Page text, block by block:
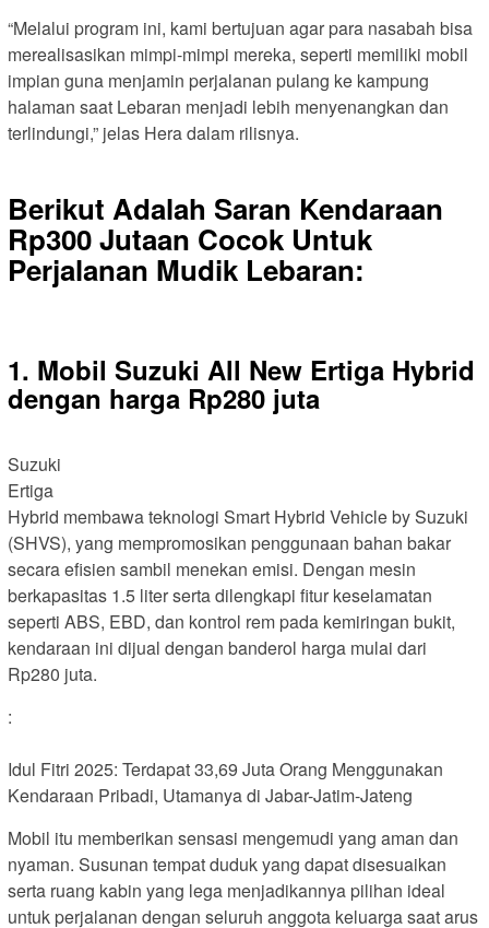
“Melalui program ini, kami bertujuan agar para nasabah bisa
merealisasikan mimpi-mimpi mereka, seperti memiliki mobil
impian guna menjamin perjalanan pulang ke kampung
halaman saat Lebaran menjadi lebih menyenangkan dan
terlindungi,” jelas Hera dalam rilisnya.
Berikut Adalah Saran Kendaraan
Rp300 Jutaan Cocok Untuk
Perjalanan Mudik Lebaran:
1. Mobil Suzuki All New Ertiga Hybrid
dengan harga Rp280 juta
Suzuki
Ertiga
Hybrid membawa teknologi Smart Hybrid Vehicle by Suzuki
(SHVS), yang mempromosikan penggunaan bahan bakar
secara efisien sambil menekan emisi. Dengan mesin
berkapasitas 1.5 liter serta dilengkapi fitur keselamatan
seperti ABS, EBD, dan kontrol rem pada kemiringan bukit,
kendaraan ini dijual dengan banderol harga mulai dari
Rp280 juta.
:
Idul Fitri 2025: Terdapat 33,69 Juta Orang Menggunakan
Kendaraan Pribadi, Utamanya di Jabar-Jatim-Jateng
Mobil itu memberikan sensasi mengemudi yang aman dan
nyaman. Susunan tempat duduk yang dapat disesuaikan
serta ruang kabin yang lega menjadikannya pilihan ideal
untuk perjalanan dengan seluruh anggota keluarga saat arus